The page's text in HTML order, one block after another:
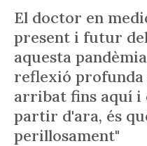
El doctor en
present i futur
aquesta
reflexió profunda
arribat fins aquí i
partir d'ara, és
perillosament"